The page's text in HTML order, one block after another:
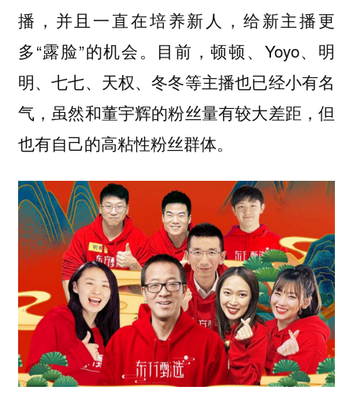
播，并且一直在培养新人，给新主播更
多“露脸”的机会。目前，顿顿、Yoyo、明
明、七七、天权、冬冬等主播也已经小有名
气，虽然和董宇辉的粉丝量有较大差距，但
也有自己的高粘性粉丝群体。